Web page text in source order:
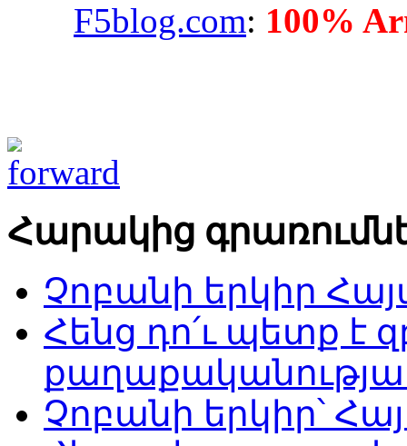
F5blog.com: 100%
Հարակից
Չոբանի երկիր
Հենց դո՛ւ պետք է
Չոբանի երկիր՝